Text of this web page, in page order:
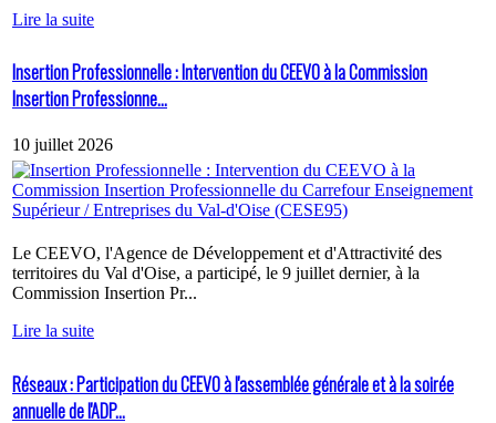
Lire la suite
Insertion Professionnelle : Intervention du CEEVO à la Commission
Insertion Professionne...
10 juillet 2026
Le CEEVO, l'Agence de Développement et d'Attractivité des
territoires du Val d'Oise, a participé, le 9 juillet dernier, à la
Commission Insertion Pr...
Lire la suite
Réseaux : Participation du CEEVO à l'assemblée générale et à la soirée
annuelle de l'ADP...